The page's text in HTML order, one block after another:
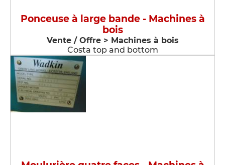
Ponceuse à large bande - Machines à
bois
Vente / Offre > Machines à bois
Costa top and bottom